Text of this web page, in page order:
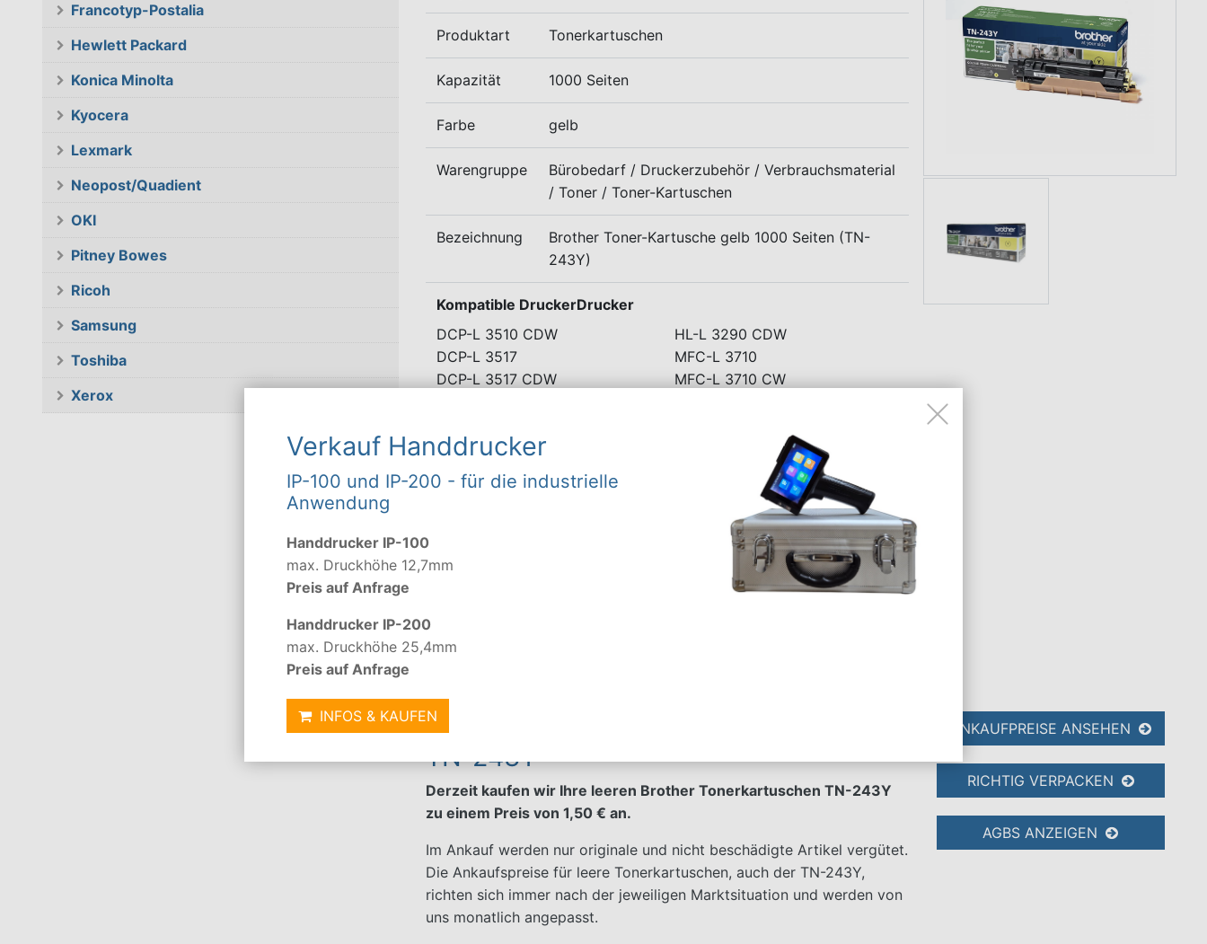
Francotyp-Postalia
Hewlett Packard
Konica Minolta
Kyocera
Lexmark
Neopost/Quadient
OKI
Pitney Bowes
Ricoh
Samsung
Toshiba
Xerox
Produktart Tonerkartuschen
Kapazität 1000 Seiten
Farbe gelb
Warengruppe
Bürobedarf / Druckerzubehör / Verbrauchsmaterial
/ Toner / Toner-Kartuschen
Bezeichnung
Brother Toner-Kartusche gelb 1000 Seiten (TN-
243Y)
Kompatible DruckerDrucker
DCP-L 3510 CDW
DCP-L 3517
DCP-L 3517 CDW
HL-L 3210
HL-L 3210 CW
HL-L 3230
HL-L 3270 CDW
HL-L 3290 CDW
MFC-L 3710
MFC-L 3710 CW
MFC-L 3730 CW
MFC-L 3750 CDW
MFC-L 3770
MFC-L 3770 CDW
MFC-L 3770 CDWA
DCP-L 3510
Ankauf leere Brother Tonerkartuschen
TN-243Y
Derzeit kaufen wir Ihre leeren Brother Tonerkartuschen TN-243Y
zu einem Preis von 1,50 € an.
Im Ankauf werden nur originale und nicht beschädigte Artikel vergütet.
Die Ankaufspreise für leere Tonerkartuschen, auch der TN-243Y,
richten sich immer nach der jeweiligen Marktsituation und werden von
uns monatlich angepasst.
ANKAUFPREISE ANSEHEN
RICHTIG VERPACKEN
AGBS ANZEIGEN
Verkauf Handdrucker
IP-100 und IP-200 - für die industrielle
Anwendung
Handdrucker IP-100
max. Druckhöhe 12,7mm
Preis auf Anfrage
Handdrucker IP-200
max. Druckhöhe 25,4mm
Preis auf Anfrage
INFOS & KAUFEN